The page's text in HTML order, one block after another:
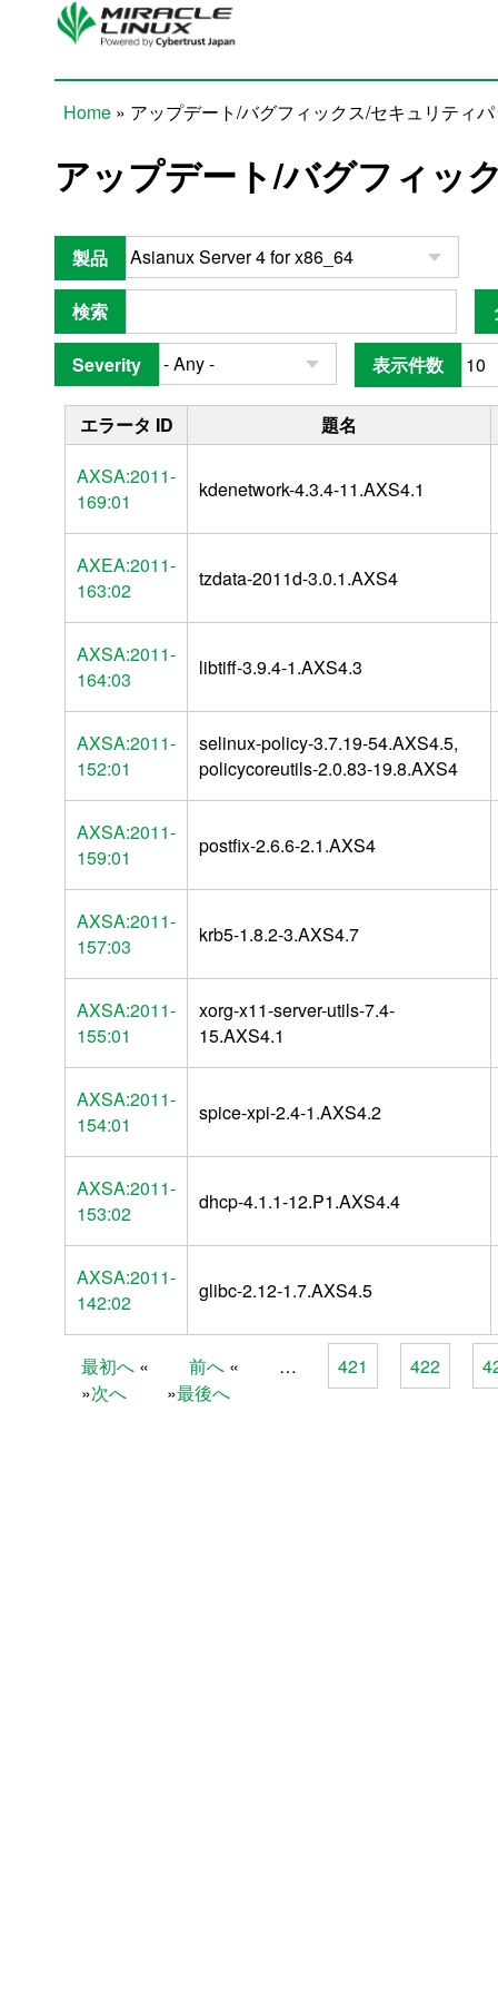
Skip to main content
Home » アップデート/バグフィックス/セキュリティ
アップデート/バグフィッ
製品
検索
Severity 表示件数
エラータ ID
題名
AXSA:2011-
169:01
kdenetwork-4.3.4-11.AXS4.1
AXEA:2011-
163:02
tzdata-2011d-3.0.1.AXS4
AXSA:2011-
164:03
libtiff-3.9.4-1.AXS4.3
AXSA:2011-
152:01
selinux-policy-3.7.19-54.AXS4.5,
policycoreutils-2.0.83-19.8.AXS4
AXSA:2011-
159:01
postfix-2.6.6-2.1.AXS4
AXSA:2011-
157:03
krb5-1.8.2-3.AXS4.7
AXSA:2011-
155:01
xorg-x11-server-utils-7.4-
15.AXS4.1
AXSA:2011-
154:01
spice-xpi-2.4-1.AXS4.2
AXSA:2011-
153:02
dhcp-4.1.1-12.P1.AXS4.4
AXSA:2011-
142:02
glibc-2.12-1.7.AXS4.5
Pages
最初へ 前へ … 421 422
次へ
最後へ